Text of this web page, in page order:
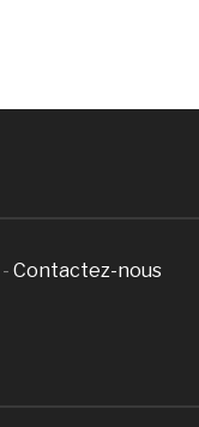
-Contactez-nous